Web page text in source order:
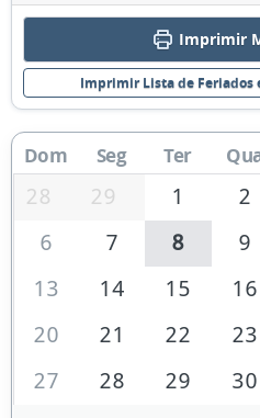
Imprimir
Imprimir Lista de Feriados
Dom Seg Ter
28 29 1 2
6
7 8 9
13
14 15 16
20
21 22 23
27
28 29 30